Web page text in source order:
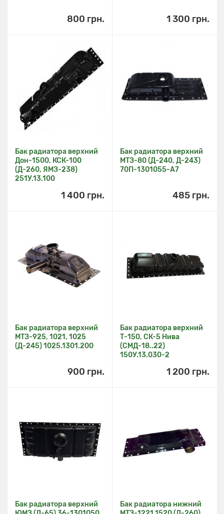
800 грн. 1 300 грн.
Бак радиатора верхний
Дон-1500, КСК-100
(Д-260, ЯМЗ-238)
251У.13.100
1 400 грн.
Бак радиатора верхний
МТЗ-80 (Д-240, Д-243)
70П-1301055-А7
485 грн.
Бак радиатора верхний
МТЗ-925, 1021, 1025
(Д-245) 1025.1301.200
900 грн.
Бак радиатора верхний
Т-150, СК-5 Нива
(СМД-18..22)
150У.13.030-2
1 200 грн.
Бак радиатора верхний
Бак радиатора нижний